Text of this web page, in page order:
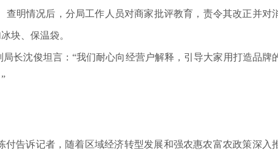
明情况后，分局工作人员对商家批评教育，责令其改正并对
块、保温袋。
沈俊坦言：“我们耐心向经营户解释，引导大家用打造品牌
告诉记者，随着区域经济转型发展和强农惠农富农政策深入